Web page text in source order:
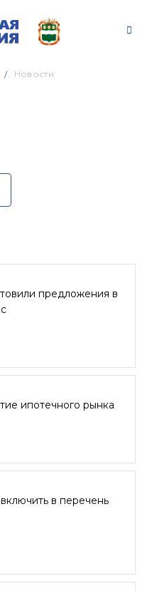
Новости
предложения в
ипотечного рынка
в перечень